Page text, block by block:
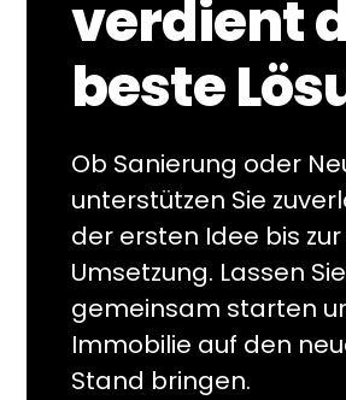
verdient
beste
Ob Sanierung oder
unterstützen Sie
der ersten Idee bis
Umsetzung. Lassen
gemeinsam starten
Immobilie auf den
Stand bringen.